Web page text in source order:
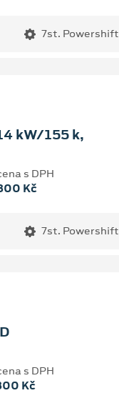
7st. Powershift
kW/155 k,
s DPH
Kč
7st. Powershift
s DPH
Kč